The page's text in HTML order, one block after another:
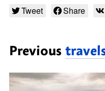
Tweet
Share
Previous